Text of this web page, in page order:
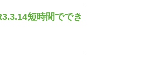
短時間ででき